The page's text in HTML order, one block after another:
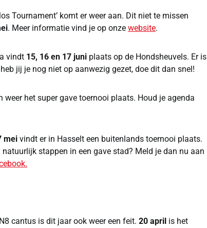
Tournament’ komt er weer aan. Dit niet te missen
. Meer informatie vind je op onze website.
vindt 15, 16 en 17 juni plaats op de Hondsheuvels. Er is
heb jij je nog niet op aanwezig gezet, doe dit dan snel!
weer het super gave toernooi plaats. Houd je agenda
mei vindt er in Hasselt een buitenlands toernooi plaats.
stappen in een gave stad? Meld je dan nu aan
cantus is dit jaar ook weer een feit. 20 april is het